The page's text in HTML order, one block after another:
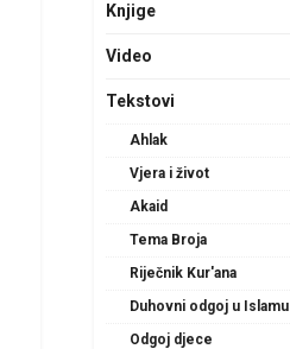
Knjige
Video
Tekstovi
Ahlak
Vjera i život
Akaid
Tema Broja
Riječnik Kur'ana
Duhovni odgoj u Islamu
Odgoj djece